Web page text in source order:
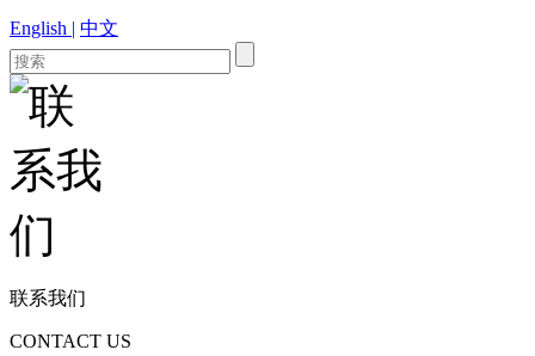
English | 中文
联系我们
CONTACT US